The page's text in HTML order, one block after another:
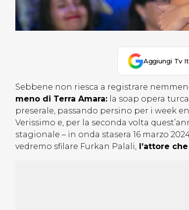
Aggiungi Tv
Sebbene non riesca a registrare
meno di Terra Amara: la soap opera
preserale, passando persino per i week
Verissimo e, per la seconda volta
stagionale – in onda stasera 16 marzo
vedremo sfilare Furkan Palali, l’attore